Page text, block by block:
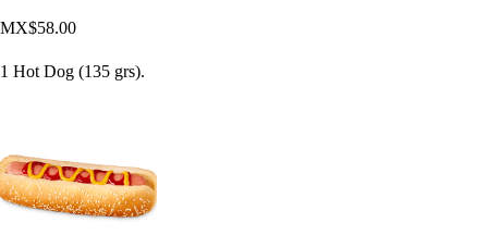
MX$58.00
1 Hot Dog (135 grs).